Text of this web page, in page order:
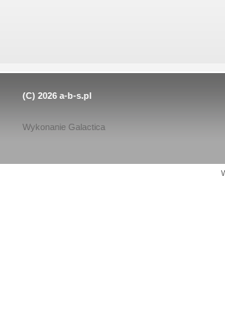
(C) 2026 a-b-s.pl
Wykonanie Galactica